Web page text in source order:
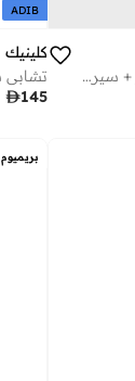
انتيـ-بليمش سولوشنز + سيروم لاين كوريكتنغ 30 مل
ADIB
كلينيك
145
بريميوم